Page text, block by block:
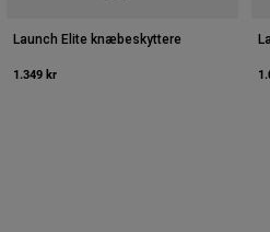
Launch Elite knæbeskyttere
1.349 kr